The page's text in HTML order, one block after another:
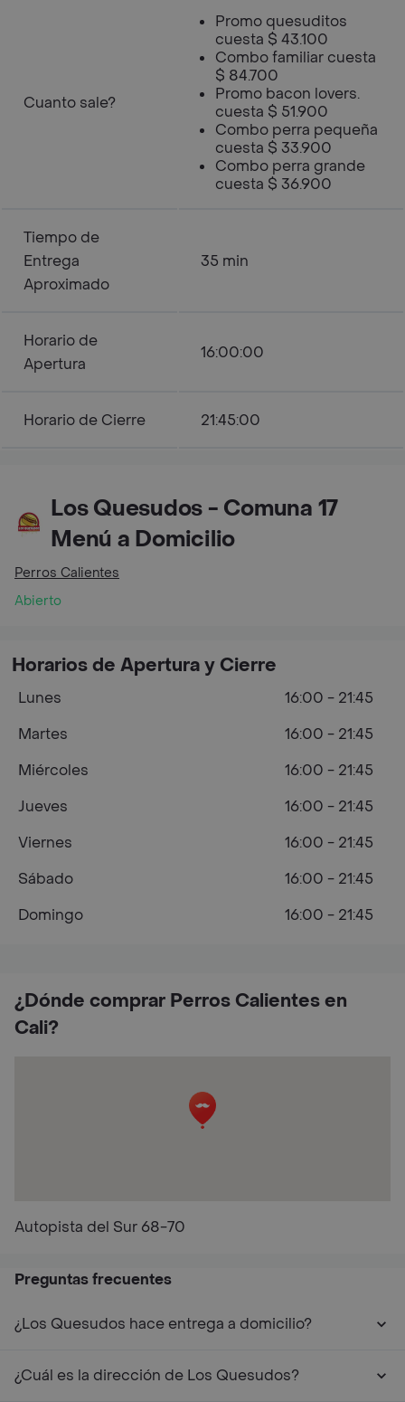
Cuanto sale?
Promo quesuditos
cuesta $ 43.100
Combo familiar cuesta
$ 84.700
Promo bacon lovers.
cuesta $ 51.900
Combo perra pequeña
cuesta $ 33.900
Combo perra grande
cuesta $ 36.900
Tiempo de
Entrega
Aproximado
35 min
Horario de
Apertura
16:00:00
Horario de Cierre 21:45:00
Los Quesudos - Comuna 17
Menú a Domicilio
Perros Calientes
Abierto
¿Dónde comprar Perros Calientes en
Cali?
Autopista del Sur 68-70
Horarios de Apertura y Cierre
Lunes
16:00 - 21:45
Martes
16:00 - 21:45
Miércoles
16:00 - 21:45
Jueves
16:00 - 21:45
Viernes
16:00 - 21:45
Sábado
16:00 - 21:45
Domingo
16:00 - 21:45
Preguntas frecuentes
¿Los Quesudos hace entrega a domicilio?
¿Cuál es la dirección de Los Quesudos?